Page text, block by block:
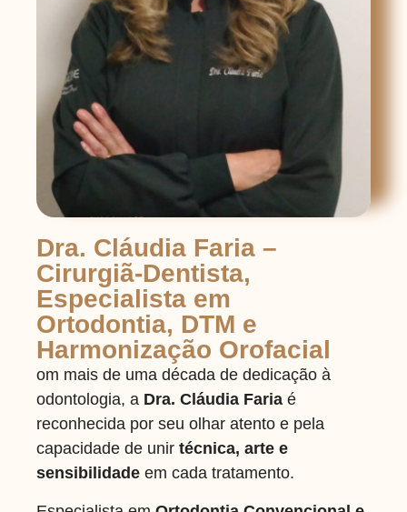
Dra. Cláudia Faria –
Cirurgiã-Dentista,
Especialista em
Ortodontia, DTM e
Harmonização Orofacial
om mais de uma década de dedicação à
odontologia, a Dra. Cláudia Faria é
reconhecida por seu olhar atento e pela
capacidade de unir técnica, arte e
sensibilidade em cada tratamento.